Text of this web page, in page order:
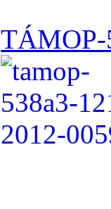
TÁMOP-